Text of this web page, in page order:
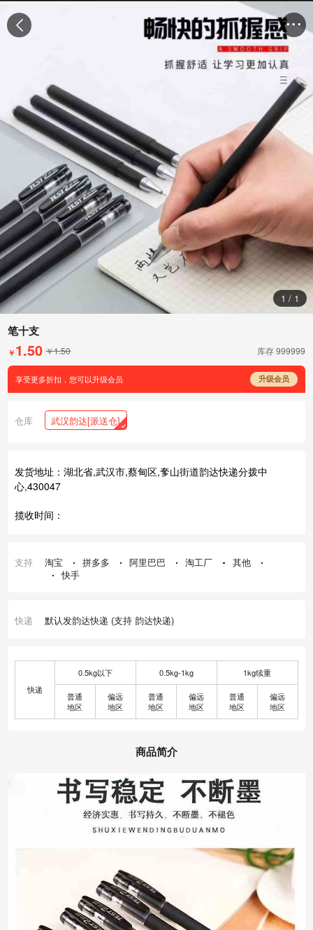
 
1 / 1
笔十支
￥ 1.50 ￥1.50 库存999999
享受更多折扣，您可以升级会员 升级会员
仓库 武汉韵达[派送仓]
发货地址：湖北省,武汉市,蔡甸区,奓山街道韵达快递分拨中
心,430047
揽收时间：
支持 淘宝 拼多多 阿里巴巴 淘工厂
其他
快手
快递 默认发韵达快递 (支持 韵达快递)
快递
0.5kg以下 0.5kg-1kg 1kg续重
普通
地区
偏远
地区
普通
地区
偏远
地区
普通
地区
偏远
地区
商品简介